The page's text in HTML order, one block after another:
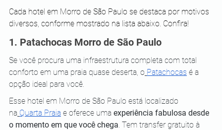
Cada hotel em Morro de São Paulo se destaca por motivos
diversos, conforme mostrado na lista abaixo. Confira!
1. Patachocas Morro de São Paulo
Se você procura uma infraestrutura completa com total
conforto em uma praia quase deserta, o Patachocas é a
opção ideal para você.
Esse hotel em Morro de São Paulo está localizado
na Quarta Praia e oferece uma experiência fabulosa desde
o momento em que você chega. Tem transfer gratuito à